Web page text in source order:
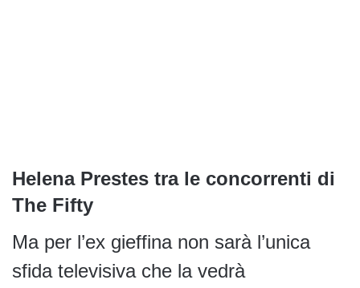
Helena Prestes tra le concorrenti di
The Fifty
Ma per l’ex gieffina non sarà l’unica
sfida televisiva che la vedrà